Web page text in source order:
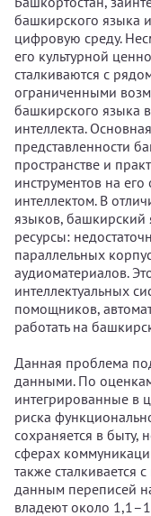
башкирского языка
цифровую среду.
его культурной
сталкиваются с
ограниченными
башкирского языка
интеллекта.
представленности
пространстве и
инструментов на
интеллектом. В
языков,
ресурсы:
параллельных
аудиоматериалов.
интеллектуальных
помощников,
работать на
Данная проблема
данными. По
интегрированные в
риска
сохраняется в быту,
сферах
также сталкивается
данным переписей
владеют около